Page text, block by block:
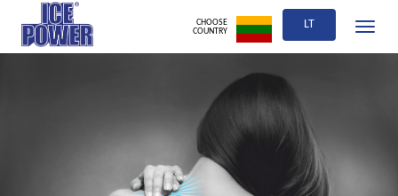
CHOOSE
COUNTRY
LT
Toggle